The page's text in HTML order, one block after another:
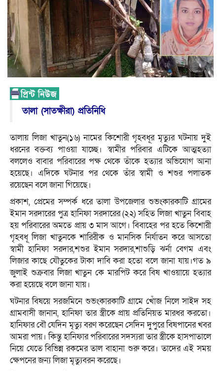
তালা (সাতক্ষীরা) প্রতিনিধি
তালায় লিজা খাতুন(১৬) নামের কিশোরী গৃহবধূর মৃত্যুর ঘটনায় দুই
ধরনের বক্তব্য পাওয়া যাচ্ছে। স্বামীর পরিবার এটিকে আত্মহত্যা
বললেও বাবার পরিবারের পক্ষ থেকে তাঁকে হত্যার অভিযোগ আনা
হয়েছে। এদিকে ঘটনার পর থেকে তাঁর স্বামী ও শশুর পলাতক
রয়েছেন বলে জানা গিয়েছে।
প্রকাশ, প্রেমের সম্পর্ক ধরে তালা উপজেলার শুভংকারকাটি গ্রামের
ইমান সরদারের পুত্র হানিফা সরদারের (২২) সহিত লিজা খাতুন বিবাহ
হয় পরিবারের অমতে প্রায় ৩ মাস আগে। বিবাহের পর হতে কিশোরী
গৃহবধূ লিজা খাতুনকে শারিরীক ও মানসিক নির্যাতন করে আসতো
স্বামী হানিফা সরদার,শশুর ইমান সরদার,শাশুড়ি ঝর্না বেগম এবং
লিজার কাছে যৌতুকের টাকা দাবি করা হতো বলে জানা যায়।গত ৯
জুলাই শুক্রবার লিজা খাতুন কে মারপিট করে বিষ খাওয়ায়ে হত্যার
করা হয়েছে বলে জানা যায়।
ঘটনার বিষয়ে সরজমিনে শুভংকারকাটি গ্রামে খোঁজ নিলে সাইদ সহ
গ্রামবাসী জানান, হানিফা তার স্ত্রীকে প্রায় প্রতিনিয়ত মারধর করতো।
হানিফার বৌ যেদিন মৃত্যু বরণ করেছেন সেদিন দুপুরে বিষপানের খবর
আমরা পায়। কিন্তু হানিফার পরিবারের সদস্যরা তার স্ত্রীকে হাসপাতালে
নিয়ে যেতে বিভিন্ন রকমের তাল বাহানা শুরু করে। তাদের এই সময়
ক্ষেপনের জন্য লিজা মৃত্যুবরন করেছে।